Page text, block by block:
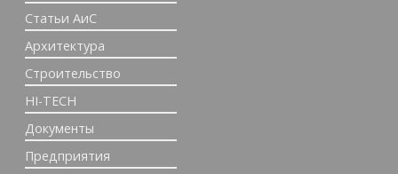
Статьи АиС
Архитектура
Строительство
HI-TECH
Документы
Предприятия